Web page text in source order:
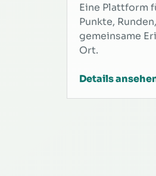
Eine Plattform
Punkte,
gemeinsame
Ort.
Details